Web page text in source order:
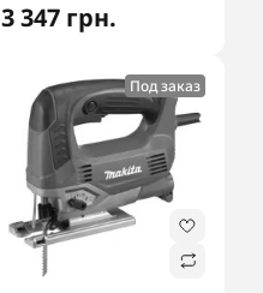
3 347 грн.
Под заказ